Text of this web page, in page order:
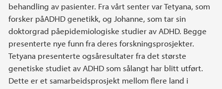
behandling av pasienter. Fra vårt senter var Tetyana, som
forsker påADHD genetikk, og Johanne, som tar sin
doktorgrad påepidemiologiske studier av ADHD. Begge
presenterte nye funn fra deres forskningsprosjekter.
Tetyana presenterte ogsåresultater fra det største
genetiske studiet av ADHD som sålangt har blitt utført.
Dette er et samarbeidsprosjekt mellom flere land i